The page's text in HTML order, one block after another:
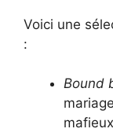
Voici une
:
Bound